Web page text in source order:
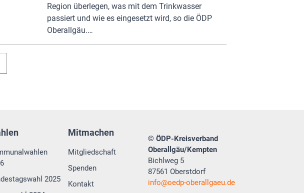
Region überlegen, was mit dem Trinkwasser
passiert und wie es eingesetzt wird, so die ÖDP
Oberallgäu.…
2025
Mitmachen
Mitgliedschaft
Spenden
Kontakt
© ÖDP-Kreisverband
Oberallgäu/Kempten
Bichlweg 5
87561 Oberstdorf
info
oedp-oberallgaeu.de